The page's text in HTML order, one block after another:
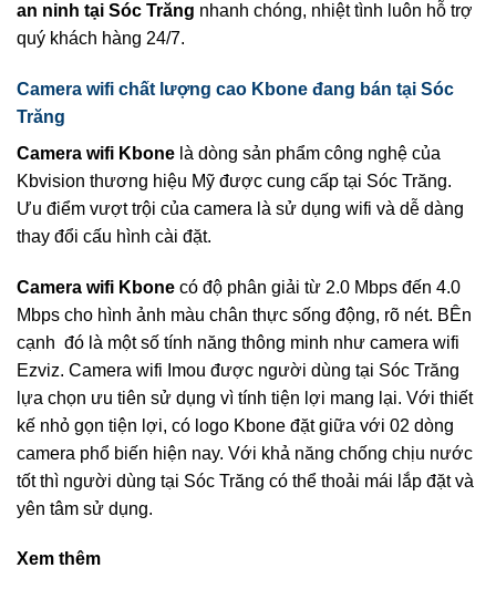
an ninh tại Sóc Trăng nhanh chóng, nhiệt tình luôn hỗ trợ
quý khách hàng 24/7.
Camera wifi chất lượng cao Kbone đang bán tại Sóc
Trăng
Camera wifi Kbone là dòng sản phẩm công nghệ của
Kbvision thương hiệu Mỹ được cung cấp tại Sóc Trăng.
Ưu điểm vượt trội của camera là sử dụng wifi và dễ dàng
thay đổi cấu hình cài đặt.
Camera wifi Kbone có độ phân giải từ 2.0 Mbps đến 4.0
Mbps cho hình ảnh màu chân thực sống động, rõ nét. BÊn
cạnh đó là một số tính năng thông minh như camera wifi
Ezviz. Camera wifi Imou được người dùng tại Sóc Trăng
lựa chọn ưu tiên sử dụng vì tính tiện lợi mang lại. Với thiết
kế nhỏ gọn tiện lợi, có logo Kbone đặt giữa với 02 dòng
camera phổ biến hiện nay. Với khả năng chống chịu nước
tốt thì người dùng tại Sóc Trăng có thể thoải mái lắp đặt và
yên tâm sử dụng.
Xem thêm